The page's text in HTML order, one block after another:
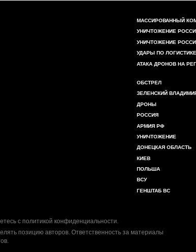
МАССИРОВАННЫЙ
УНИЧТОЖЕНИЕ
УНИЧТОЖЕНИЕ
УДАРЫ ПО
АТАКА ДРОНОВ НА
ОБСТРЕЛ
ЗЕЛЕНСКИЙ
ДРОНЫ
РОССИЯ
АРМИЯ РФ
УНИЧТОЖЕНИЕ
ДОНЕЦКАЯ ОБЛАСТЬ
КИЕВ
ПОЛЬША
ВСУ
ГЕНШТАБ ВС
с политикой конфиденциальности.
позицию авторов. Ответственность за материалы